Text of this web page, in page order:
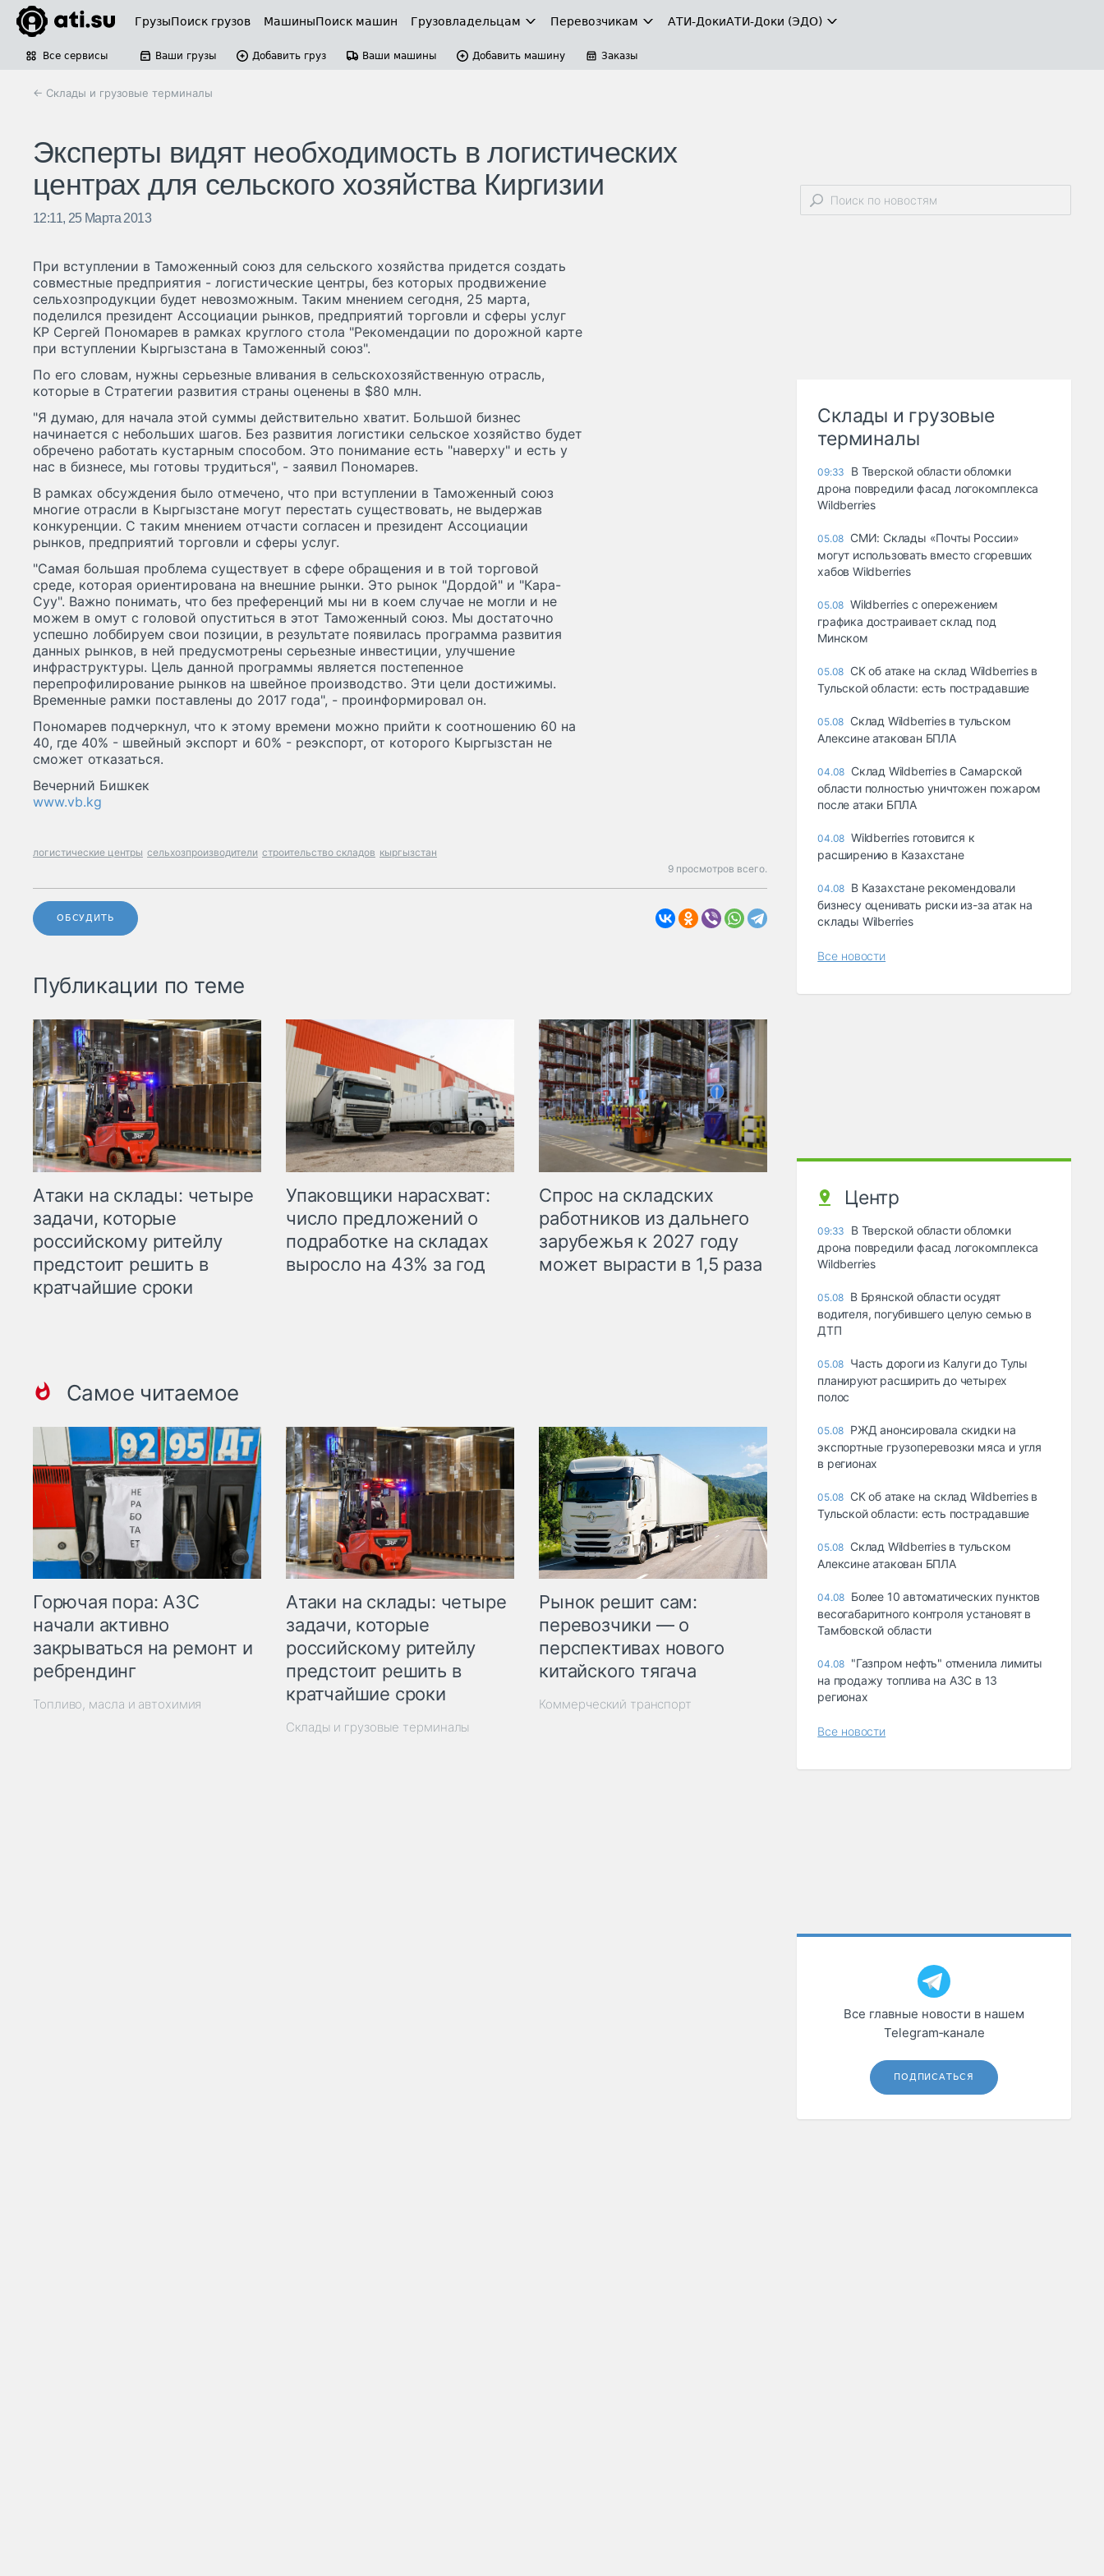
ГрузыПоиск грузов МашиныПоиск машин Грузовладельцам Перевозчикам АТИ-ДокиАТИ-Доки (ЭДО)
Все сервисы Ваши грузы Добавить груз Ваши машины Добавить машину Заказы
← Склады и грузовые терминалы
Эксперты видят необходимость в логистических
центрах для сельского хозяйства Киргизии
12:11, 25 Марта 2013
При вступлении в Таможенный союз для сельского хозяйства придется создать
совместные предприятия - логистические центры, без которых продвижение
сельхозпродукции будет невозможным. Таким мнением сегодня, 25 марта,
поделился президент Ассоциации рынков, предприятий торговли и сферы услуг
КР Сергей Пономарев в рамках круглого стола "Рекомендации по дорожной карте
при вступлении Кыргызстана в Таможенный союз".
По его словам, нужны серьезные вливания в сельскохозяйственную отрасль,
которые в Стратегии развития страны оценены в $80 млн.
"Я думаю, для начала этой суммы действительно хватит. Большой бизнес
начинается с небольших шагов. Без развития логистики сельское хозяйство будет
обречено работать кустарным способом. Это понимание есть "наверху" и есть у
нас в бизнесе, мы готовы трудиться", - заявил Пономарев.
В рамках обсуждения было отмечено, что при вступлении в Таможенный союз
многие отрасли в Кыргызстане могут перестать существовать, не выдержав
конкуренции. С таким мнением отчасти согласен и президент Ассоциации
рынков, предприятий торговли и сферы услуг.
"Самая большая проблема существует в сфере обращения и в той торговой
среде, которая ориентирована на внешние рынки. Это рынок "Дордой" и "Кара-
Суу". Важно понимать, что без преференций мы ни в коем случае не могли и не
можем в омут с головой опуститься в этот Таможенный союз. Мы достаточно
успешно лоббируем свои позиции, в результате появилась программа развития
данных рынков, в ней предусмотрены серьезные инвестиции, улучшение
инфраструктуры. Цель данной программы является постепенное
перепрофилирование рынков на швейное производство. Эти цели достижимы.
Временные рамки поставлены до 2017 года", - проинформировал он.
Пономарев подчеркнул, что к этому времени можно прийти к соотношению 60 на
40, где 40% - швейный экспорт и 60% - реэкспорт, от которого Кыргызстан не
сможет отказаться.
Вечерний Бишкек
www.vb.kg
логистические центры сельхозпроизводители строительство складов кыргызстан
9 просмотров всего.
ОБСУДИТЬ
Публикации по теме
Атаки на склады: четыре
задачи, которые
российскому ритейлу
предстоит решить в
кратчайшие сроки
Упаковщики нарасхват:
число предложений о
подработке на складах
выросло на 43% за год
Спрос на складских
работников из дальнего
зарубежья к 2027 году
может вырасти в 1,5 раза
Самое читаемое
Горючая пора: АЗС
начали активно
закрываться на ремонт и
ребрендинг
Топливо, масла и автохимия
Атаки на склады: четыре
задачи, которые
российскому ритейлу
предстоит решить в
кратчайшие сроки
Склады и грузовые терминалы
Рынок решит сам:
перевозчики — о
перспективах нового
китайского тягача
Коммерческий транспорт
Склады и грузовые
терминалы
09:33
В Тверской области обломки
дрона повредили фасад логокомплекса
Wildberries
05.08 СМИ: Склады «Почты России»
могут использовать вместо сгоревших
хабов Wildberries
05.08 Wildberries с опережением
графика достраивает склад под
Минском
05.08 СК об атаке на склад Wildberries в
Тульской области: есть пострадавшие
05.08 Склад Wildberries в тульском
Алексине атакован БПЛА
04.08 Склад Wildberries в Самарской
области полностью уничтожен пожаром
после атаки БПЛА
04.08 Wildberries готовится к
расширению в Казахстане
04.08 В Казахстане рекомендовали
бизнесу оценивать риски из-за атак на
склады Wilberries
Все новости
Центр
09:33
В Тверской области обломки
дрона повредили фасад логокомплекса
Wildberries
05.08 В Брянской области осудят
водителя, погубившего целую семью в
ДТП
05.08 Часть дороги из Калуги до Тулы
планируют расширить до четырех
полос
05.08 РЖД анонсировала скидки на
экспортные грузоперевозки мяса и угля
в регионах
05.08 СК об атаке на склад Wildberries в
Тульской области: есть пострадавшие
05.08 Склад Wildberries в тульском
Алексине атакован БПЛА
04.08 Более 10 автоматических пунктов
весогабаритного контроля установят в
Тамбовской области
04.08 "Газпром нефть" отменила лимиты
на продажу топлива на АЗС в 13
регионах
Все новости
Все главные новости в нашем
Telegram‑канале
ПОДПИСАТЬСЯ